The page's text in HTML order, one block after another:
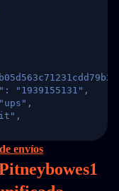
"1939155131",
2,
envíos